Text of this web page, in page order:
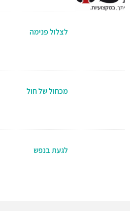
לצלול פנימה
מכחול של חול
לגעת בנפש